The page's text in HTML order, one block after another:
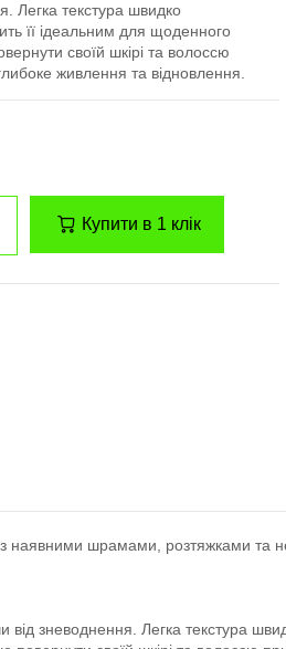
Легка текстура швидко
її ідеальним для щоденного
своїй шкірі та волоссю
живлення та відновлення.
Купити в 1 клік
наявними шрамами, розтяжками та
від зневоднення. Легка текстура